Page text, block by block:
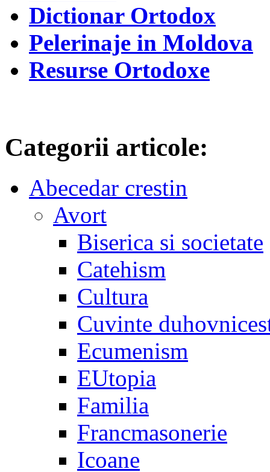
Dictionar Ortodox
Pelerinaje in Moldova
Resurse Ortodoxe
Categorii articole:
Abecedar crestin
Avort
Biserica si societate
Catehism
Cultura
Cuvinte
Ecumenism
EUtopia
Familia
Francmasonerie
Icoane